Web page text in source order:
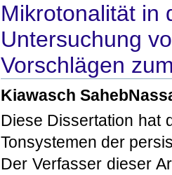
Mikrotonalität in
Untersuchung
Vorschlägen
Kiawasch
Diese Dissertation hat
Tonsystemen der
Der Verfasser dieser